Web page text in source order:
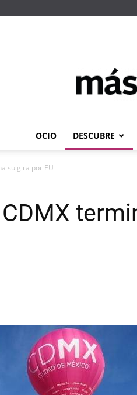
OCIO DESCUBRE
su gira por EU